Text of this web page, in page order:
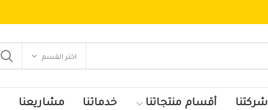
اختر القسم
أقسام منتجاتنا خدماتنا مشاريعنا